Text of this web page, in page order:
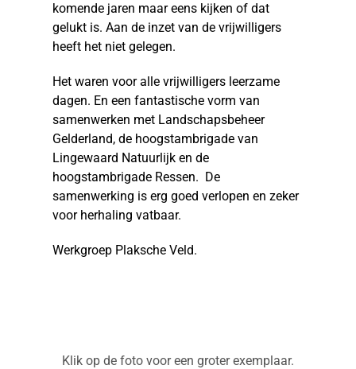
komende jaren maar eens kijken of dat
gelukt is. Aan de inzet van de vrijwilligers
heeft het niet gelegen.
Het waren voor alle vrijwilligers leerzame
dagen. En een fantastische vorm van
samenwerken met Landschapsbeheer
Gelderland, de hoogstambrigade van
Lingewaard Natuurlijk en de
hoogstambrigade Ressen. De
samenwerking is erg goed verlopen en zeker
voor herhaling vatbaar.
Werkgroep Plaksche Veld.
Klik op de foto voor een groter exemplaar.